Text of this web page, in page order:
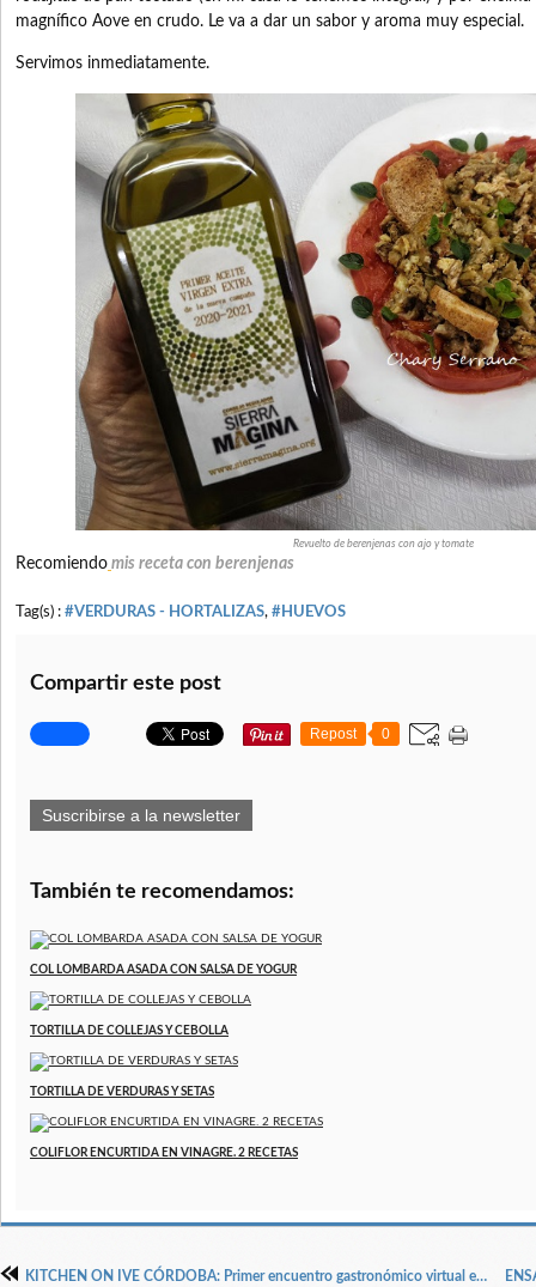
magnífico Aove en crudo. Le va a dar un sabor y aroma muy especial.
Servimos inmediatamente.
Revuelto de berenjenas con ajo y tomate
Recomiendo mis receta con berenjenas
Tag(s) : #VERDURAS - HORTALIZAS, #HUEVOS
Compartir este post
Repost 0
Suscribirse a la newsletter
También te recomendamos:
COL LOMBARDA ASADA CON SALSA DE YOGUR
TORTILLA DE COLLEJAS Y CEBOLLA
TORTILLA DE VERDURAS Y SETAS
COLIFLOR ENCURTIDA EN VINAGRE. 2 RECETAS
KITCHEN ON IVE CÓRDOBA: Primer encuentro gastronómico virtual entre cocineros y comunicadores